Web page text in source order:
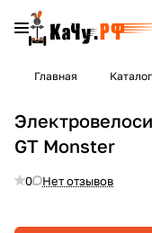
Главная Каталог
GT Monster
0 Нет отзывов